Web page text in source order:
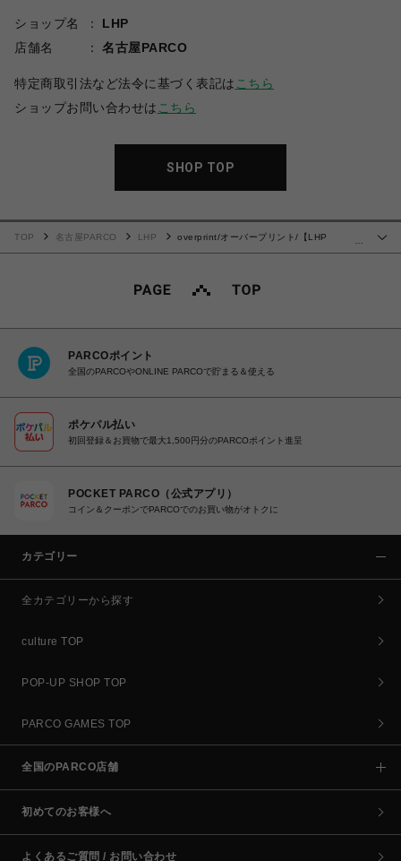
ショップ名
LHP
店舗名
名古屋PARCO
特定商取引法など法令に基づく表記は こちら
ショップお問い合わせは こちら
SHOP TOP
…
TOP 名古屋PARCO LHP
overprint/オーバープリント/【LHP
PARCOポイント
全国のPARCOやONLINE PARCOで貯まる＆使える
ポケパル払い
初回登録＆お買物で最大1,500円分のPARCOポイント進呈
POCKET PARCO（公式アプリ）
コイン＆クーポンでPARCOでのお買い物がオトクに
カテゴリー
全カテゴリーから探す
culture TOP
POP-UP SHOP TOP
PARCO GAMES TOP
全国のPARCO店舗
初めてのお客様へ
よくあるご質問 / お問い合わせ